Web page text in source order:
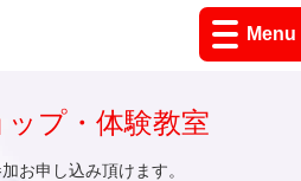
Menu
プ・体験教室
お申し込み頂けます。